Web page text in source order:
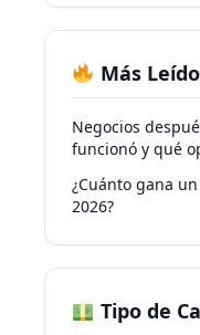
Más
Negocios
funcionó y qué
¿Cuánto gana
2026?
Tipo de